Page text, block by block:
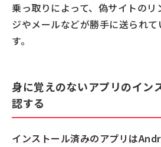
乗っ取りによって、偽サイトのリ
ジやメールなどが勝手に送られ
す。
身に覚えのないアプリのイン
認する
インストール済みのアプリは